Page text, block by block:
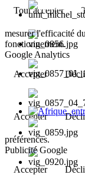
Sur le
Afrique,
Tout accepter
mesurer l'efficacité
fonctionnement.
Google Analytics
Accepter
Accepter
préférences.
Publicité Google
Accepter